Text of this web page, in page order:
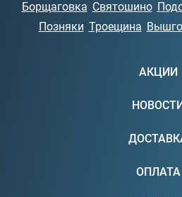
Борщаговка Святошино
Позняки Троещина
АКЦИИ
ОПЛАТА